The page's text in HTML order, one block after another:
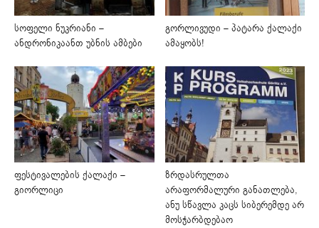
სოფელი ნუკრიანი –
ანდრონიკაანთ უბნის ამბები
გორლივუდი – პატარა ქალაქი
ამაყობს!
ფესტივალების ქალაქი –
გიორლიცი
ზრდასრულთა
არაფორმალური განათლება,
ანუ სწავლა კაცს სიბერემდე არ
მოსჭარბდებაო